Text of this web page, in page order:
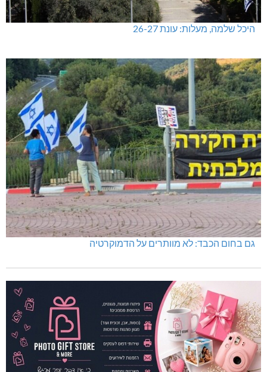
היכל שלמה, מעלות: עונת 26-27
גם בחום הכבד: לא מוותרים על הדמוקרטיה